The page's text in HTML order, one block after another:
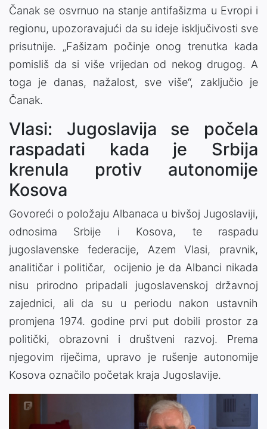
Čanak se osvrnuo na stanje antifašizma u Evropi i
regionu, upozoravajući da su ideje isključivosti sve
prisutnije. „Fašizam počinje onog trenutka kada
pomisliš da si više vrijedan od nekog drugog. A
toga je danas, nažalost, sve više“, zaključio je
Čanak.
Vlasi: Jugoslavija se počela
raspadati kada je Srbija
krenula protiv autonomije
Kosova
Govoreći o položaju Albanaca u bivšoj Jugoslaviji,
odnosima Srbije i Kosova, te raspadu
jugoslavenske federacije, Azem Vlasi, pravnik,
analitičar i političar, ocijenio je da Albanci nikada
nisu prirodno pripadali jugoslavenskoj državnoj
zajednici, ali da su u periodu nakon ustavnih
promjena 1974. godine prvi put dobili prostor za
politički, obrazovni i društveni razvoj. Prema
njegovim riječima, upravo je rušenje autonomije
Kosova označilo početak kraja Jugoslavije.